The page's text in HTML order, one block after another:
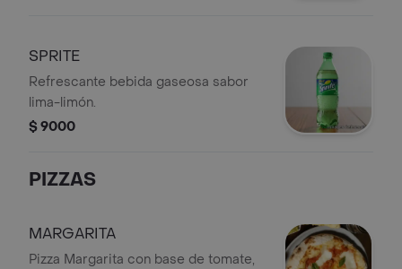
SPRITE
Refrescante bebida gaseosa sabor
lima-limón.
$ 9000
PIZZAS
MARGARITA
Pizza Margarita con base de tomate,